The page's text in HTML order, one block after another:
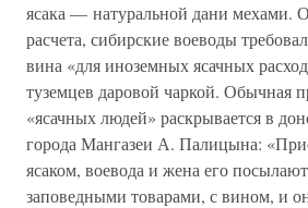
ясака — натуральной дани мехами.
расчета, сибирские воеводы
вина «для иноземных ясачных
туземцев даровой чаркой. Обычная
«ясачных людей» раскрывается в
города Мангазеи А. Палицына:
ясаком, воевода и жена его
заповедными товарами, с вином, и